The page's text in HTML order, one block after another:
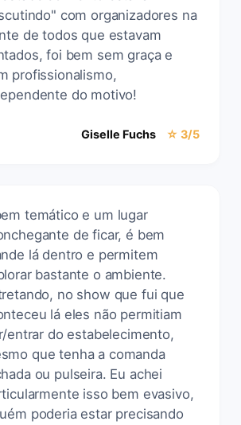
com organizadores na
de todos que estavam
foi bem sem graça e
profissionalismo,
do motivo!
Giselle Fuchs ☆ 3/5
temático e um lugar
de ficar, é bem
lá dentro e permitem
bastante o ambiente.
no show que fui que
lá eles não permitiam
entrar do estabelecimento,
que tenha a comanda
ou pulseira. Eu achei
isso bem evasivo,
poderia estar precisando